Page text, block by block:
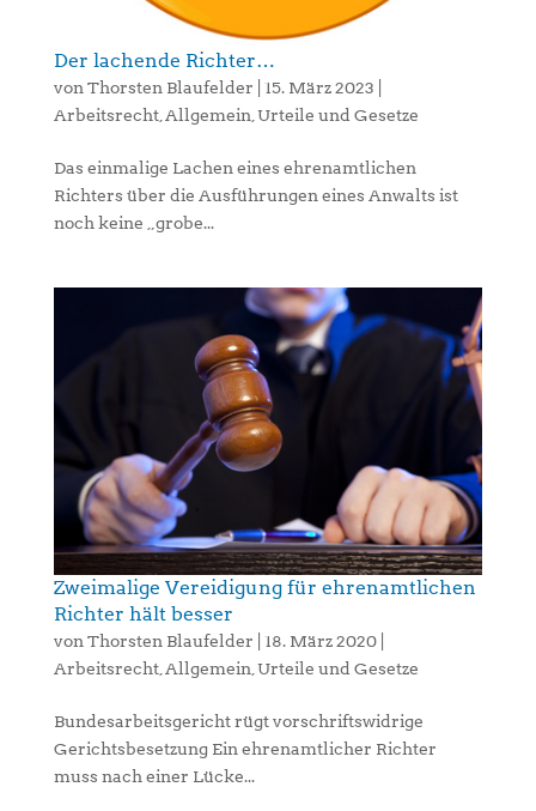
Der lachende Richter…
vonThorsten Blaufelder 15. März 2023
Arbeitsrecht,Allgemein,Urteile und Gesetze
Das einmalige Lachen eines ehrenamtlichen
Richters über die Ausführungen eines Anwalts ist
noch keine „grobe...
Zweimalige Vereidigung für ehrenamtlichen
Richter hält besser
von Thorsten Blaufelder 18. März 2020|
Arbeitsrecht, Allgemein Urteile und Gesetze
Bundesarbeitsgericht rügt vorschriftswidrige
Gerichtsbesetzung Ein ehrenamtlicher Richter
muss nach einer Lücke...